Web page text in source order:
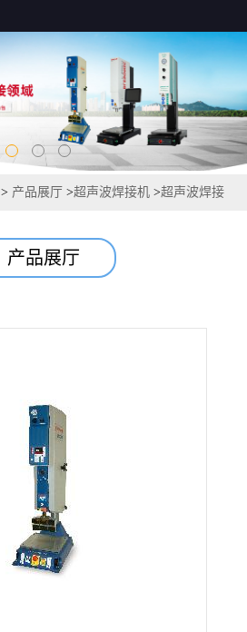
> 产品展厅 >超声波焊接机 >超声波焊接
产品展厅